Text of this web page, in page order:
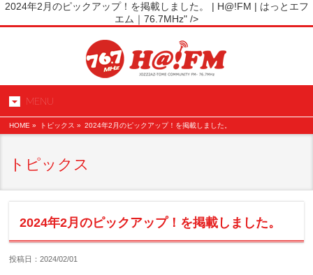
2024年2月のピックアップ！を掲載しました。 | H@!FM | はっとエフ
エム｜76.7MHz" />
MENU
HOME » トピックス » 2024年2月のピックアップ！を掲載しました。
トピックス
2024年2月のピックアップ！を掲載しました。
投稿日：2024/02/01